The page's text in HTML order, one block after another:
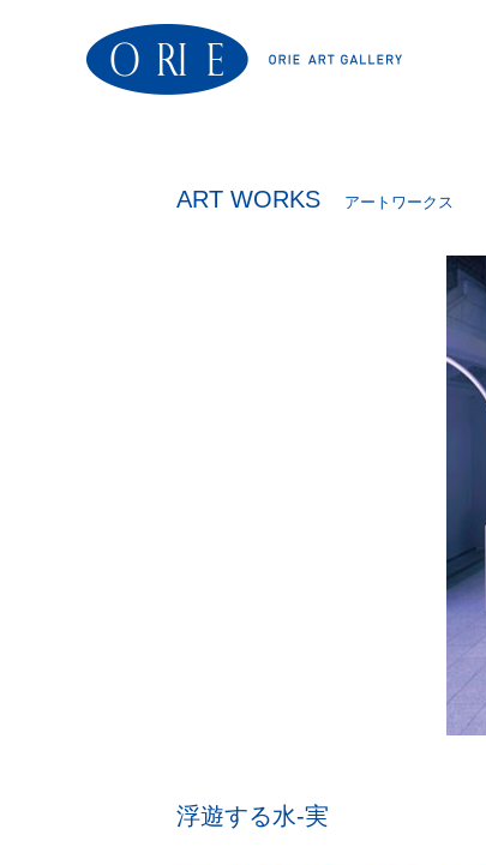
ART WORKS アートワークス
浮遊する水-実